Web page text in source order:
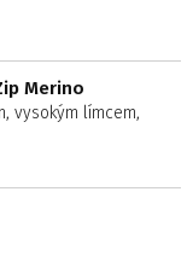
Merino
vysokým límcem,